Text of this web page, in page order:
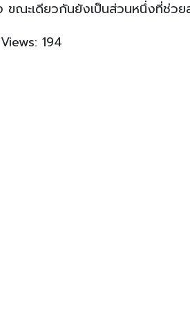
ขณะเดียวกันยังเป็นส่วนหนึ่งที่ช่ว
194